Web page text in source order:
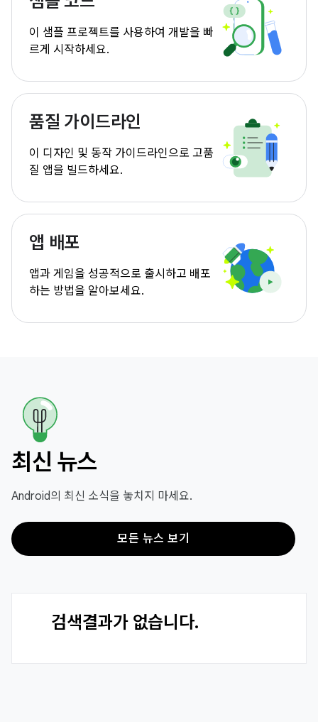
이 샘플 프로젝트를 사용하여 개발을 빠
르게 시작하세요.
품질 가이드라인
이 디자인 및 동작 가이드라인으로 고품
질 앱을 빌드하세요.
앱 배포
앱과 게임을 성공적으로 출시하고 배포
하는 방법을 알아보세요.
최신 뉴스
Android의 최신 소식을 놓치지 마세요.
모든 뉴스 보기
검색결과가 없습니다.